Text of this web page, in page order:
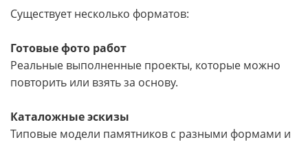
Существует несколько форматов:
Готовые фото работ
Реальные выполненные проекты, которые можно
повторить или взять за основу.
Каталожные эскизы
Типовые модели памятников с разными формами и